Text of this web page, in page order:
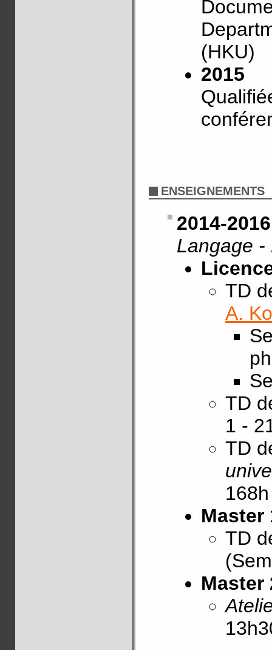
(HKU)
2015
ENSEIGNEMENTS
2014-
Langage -
TD
A.
TD
1 -
TD
Master
TD
Master